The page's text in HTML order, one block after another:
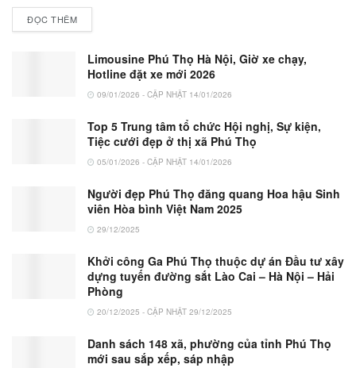
ĐỌC THÊM
Limousine Phú Thọ Hà Nội, Giờ xe chạy,
Hotline đặt xe mới 2026
09/01/2026 - CẬP NHẬT 14/01/2026
Top 5 Trung tâm tổ chức Hội nghị, Sự kiện,
Tiệc cưới đẹp ở thị xã Phú Thọ
05/01/2026 - CẬP NHẬT 14/01/2026
Người đẹp Phú Thọ đăng quang Hoa hậu Sinh
viên Hòa bình Việt Nam 2025
29/12/2025
Khởi công Ga Phú Thọ thuộc dự án Đầu tư xây
dựng tuyến đường sắt Lào Cai – Hà Nội – Hải
Phòng
20/12/2025 - CẬP NHẬT 29/12/2025
Danh sách 148 xã, phường của tỉnh Phú Thọ
mới sau sắp xếp, sáp nhập